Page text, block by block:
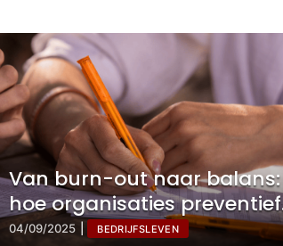
Van burn-out naar balans:
hoe organisaties preventief
kunnen sturen
04/09/2025 BEDRIJFSLEVEN